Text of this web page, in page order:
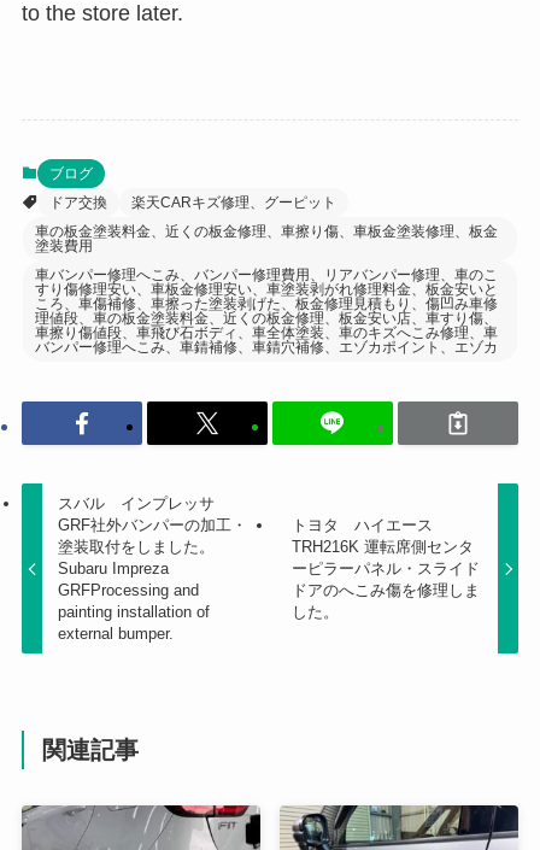
to the store later.
ブログ
ドア交換
楽天CARキズ修理、グーピット
車の板金塗装料金、近くの板金修理、車擦り傷、車板金塗装修理、板金
塗装費用
車バンパー修理へこみ、バンパー修理費用、リアバンパー修理、車のこ
すり傷修理安い、車板金修理安い、車塗装剥がれ修理料金、板金安いと
ころ、車傷補修、車擦った塗装剥げた、板金修理見積もり、傷凹み車修
理値段、車の板金塗装料金、近くの板金修理、板金安い店、車すり傷、
車擦り傷値段、車飛び石ボディ、車全体塗装、車のキズへこみ修理、車
バンパー修理へこみ、車錆補修、車錆穴補修、エゾカポイント、エゾカ
スバル インプレッサ
GRF社外バンパーの加工・
塗装取付をしました。
Subaru Impreza
GRFProcessing and
painting installation of
external bumper.
トヨタ ハイエース
TRH216K 運転席側センタ
ーピラーパネル・スライド
ドアのへこみ傷を修理しま
した。
関連記事